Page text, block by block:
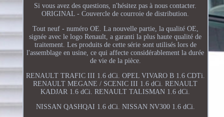
Si vous avez des questions, n'hésitez pas à nous contacter.
ORIGINAL - Couvercle de courroie de distribution.
Tout neuf - numéro OE. La nouvelle partie, la qualité OE,
signée avec le logo Renault, a garanti la plus haute qualité de
traitement. Les produits de cette série sont utilisés lors de
l'assemblage en usine, ce qui affecte considérablement la durée
de vie de la pièce.
RENAULT TRAFIC III 1.6 dCi. OPEL VIVARO B 1.6 CDTi.
RENAULT MEGANE / SCENIC III 1.6 dCi. RENAULT
KADJAR 1.6 dCi. RENAULT TALISMAN 1.6 dCi.
NISSAN QASHQAI 1.6 dCi. NISSAN NV300 1.6 dCi.